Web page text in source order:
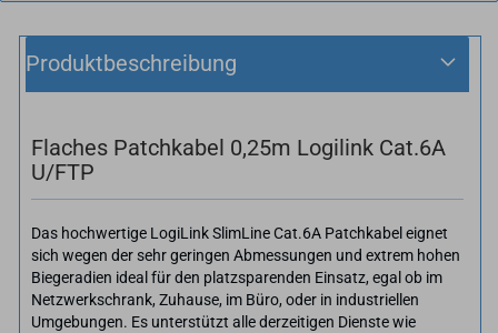
Produktbeschreibung
Flaches Patchkabel 0,25m Logilink Cat.6A
U/FTP
Das hochwertige LogiLink SlimLine Cat.6A Patchkabel eignet
sich wegen der sehr geringen Abmessungen und extrem hohen
Biegeradien ideal für den platzsparenden Einsatz, egal ob im
Netzwerkschrank, Zuhause, im Büro, oder in industriellen
Umgebungen. Es unterstützt alle derzeitigen Dienste wie